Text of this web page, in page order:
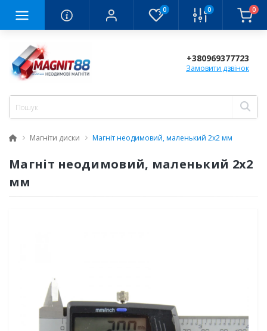
0 0 0
+380969377723
Замовити дзвінок
Магніти диски Магніт неодимовий, маленький 2х2 мм
Магніт неодимовий, маленький 2х2
мм